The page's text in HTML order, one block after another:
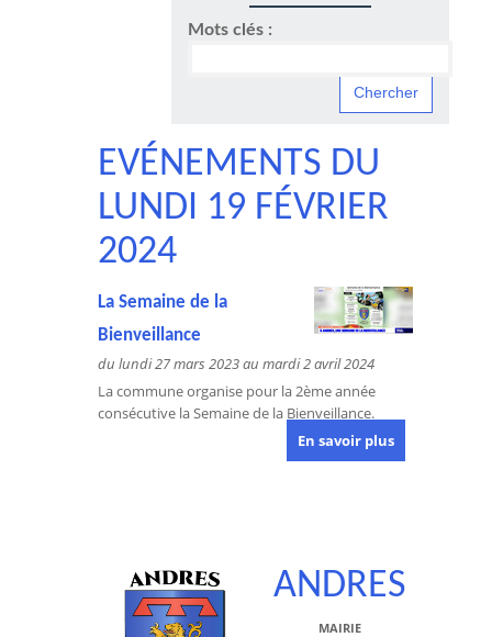
Mots clés :
EVÉNEMENTS DU
LUNDI 19 FÉVRIER
2024
La Semaine de la
Bienveillance
du lundi 27 mars 2023 au mardi 2 avril 2024
La commune organise pour la 2ème année
consécutive la Semaine de la Bienveillance.
En savoir plus
ANDRES
MAIRIE